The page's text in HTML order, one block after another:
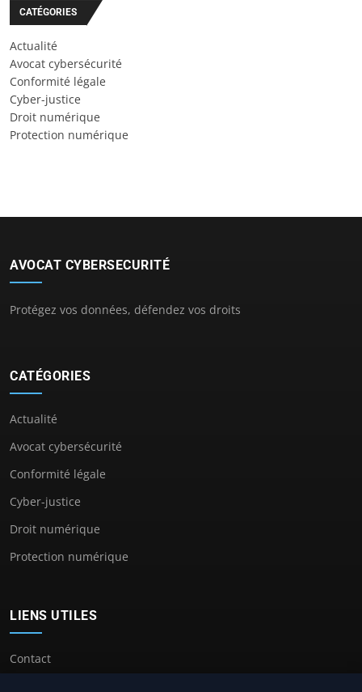
CATÉGORIES
Actualité
Avocat cybersécurité
Conformité légale
Cyber-justice
Droit numérique
Protection numérique
AVOCAT CYBERSECURITÉ
Protégez vos données, défendez vos droits
CATÉGORIES
Actualité
Avocat cybersécurité
Conformité légale
Cyber-justice
Droit numérique
Protection numérique
LIENS UTILES
Contact